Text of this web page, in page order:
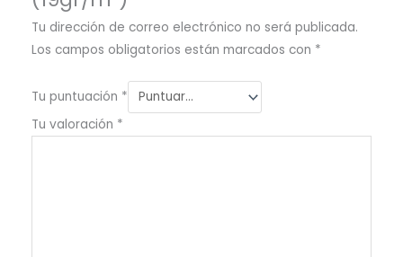
Tu dirección de correo electrónico no será publicada.
Los campos obligatorios están marcados con *
Tu puntuación *
Tu valoración *